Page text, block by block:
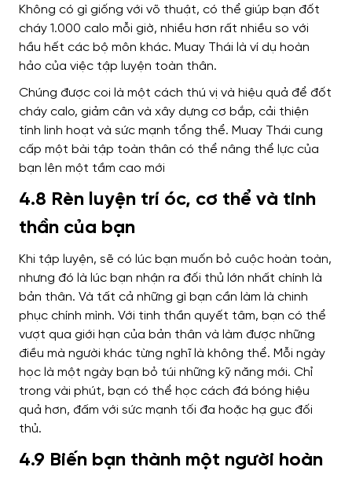
Không có gì giống với võ thuật, có thể giúp bạn đốt
cháy 1.000 calo mỗi giờ, nhiều hơn rất nhiều so với
hầu hết các bộ môn khác. Muay Thái là ví dụ hoàn
hảo của việc tập luyện toàn thân.
Chúng được coi là một cách thú vị và hiệu quả để đốt
cháy calo, giảm cân và xây dựng cơ bắp, cải thiện
tính linh hoạt và sức mạnh tổng thể. Muay Thái cung
cấp một bài tập toàn thân có thể nâng thể lực của
bạn lên một tầm cao mới
4.8 Rèn luyện trí óc, cơ thể và tinh
thần của bạn
Khi tập luyện, sẽ có lúc bạn muốn bỏ cuộc hoàn toàn,
nhưng đó là lúc bạn nhận ra đối thủ lớn nhất chính là
bản thân. Và tất cả những gì bạn cần làm là chinh
phục chính mình. Với tinh thần quyết tâm, bạn có thể
vượt qua giới hạn của bản thân và làm được những
điều mà người khác từng nghĩ là không thể. Mỗi ngày
học là một ngày bạn bỏ túi những kỹ năng mới. Chỉ
trong vài phút, bạn có thể học cách đá bóng hiệu
quả hơn, đấm với sức mạnh tối đa hoặc hạ gục đối
thủ.
4.9 Biến bạn thành một người hoàn